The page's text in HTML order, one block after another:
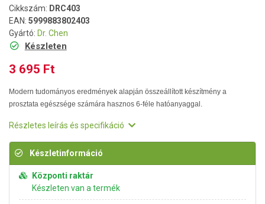
Cikkszám: DRC403
EAN: 5999883802403
Gyártó: Dr. Chen
Készleten
3 695 Ft
Modern tudományos eredmények alapján összeállított készítmény a
prosztata egészsége számára hasznos 6-féle hatóanyaggal.
Részletes leírás és specifikáció
Készletinformáció
Központi raktár
Készleten van a termék